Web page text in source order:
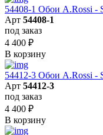
54408-1 Обои A.Rossi -
Арт 54408-1
под заказ
4 400 ₽
В корзину
54412-3 Обои A.Rossi -
Арт 54412-3
под заказ
4 400 ₽
В корзину